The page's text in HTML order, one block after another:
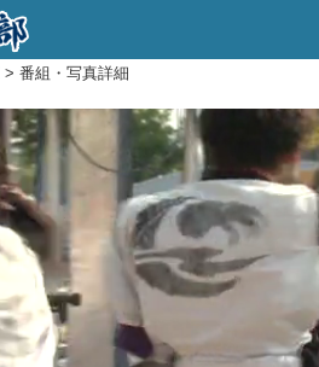
> 番組・写真詳細